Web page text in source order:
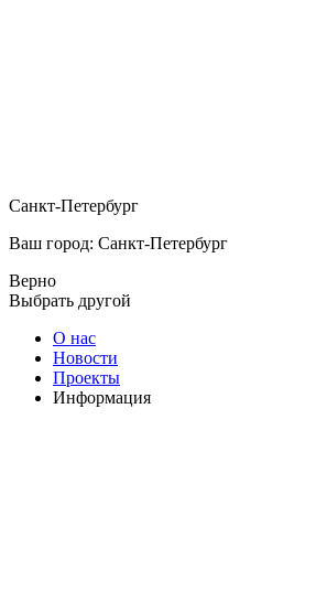
Санкт-Петербург
Ваш город: Санкт-Петербург
Верно
Выбрать другой
О нас
Новости
Проекты
Информация